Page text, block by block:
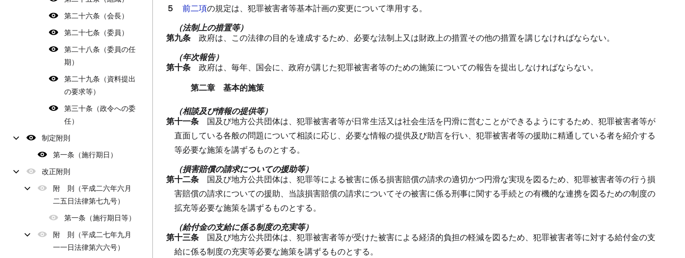
第二十六条（会長）
第二十七条（委員）
第二十八条（委員の任
期）
第二十九条（資料提出
の要求等）
第三十条（政令への委
任）
制定附則
第一条（施行期日）
改正附則
附 則（平成二六年六月
二五日法律第七九号）
第一条（施行期日等）
附 則（平成二七年九月
一一日法律第六六号）
５ 前二項の規定は、犯罪被害者等基本計画の変更について準用する。
（法制上の措置等）
第九条 政府は、この法律の目的を達成するため、必要な法制上又は財政上の措置その他の措置を講じなければならない。
（年次報告）
第十条 政府は、毎年、国会に、政府が講じた犯罪被害者等のための施策についての報告を提出しなければならない。
第二章 基本的施策
（相談及び情報の提供等）
第十一条 国及び地方公共団体は、犯罪被害者等が日常生活又は社会生活を円滑に営むことができるようにするため、犯罪被害者等が
直面している各般の問題について相談に応じ、必要な情報の提供及び助言を行い、犯罪被害者等の援助に精通している者を紹介する
等必要な施策を講ずるものとする。
（損害賠償の請求についての援助等）
第十二条 国及び地方公共団体は、犯罪等による被害に係る損害賠償の請求の適切かつ円滑な実現を図るため、犯罪被害者等の行う損
害賠償の請求についての援助、当該損害賠償の請求についてその被害に係る刑事に関する手続との有機的な連携を図るための制度の
拡充等必要な施策を講ずるものとする。
（給付金の支給に係る制度の充実等）
第十三条 国及び地方公共団体は、犯罪被害者等が受けた被害による経済的負担の軽減を図るため、犯罪被害者等に対する給付金の支
給に係る制度の充実等必要な施策を講ずるものとする。